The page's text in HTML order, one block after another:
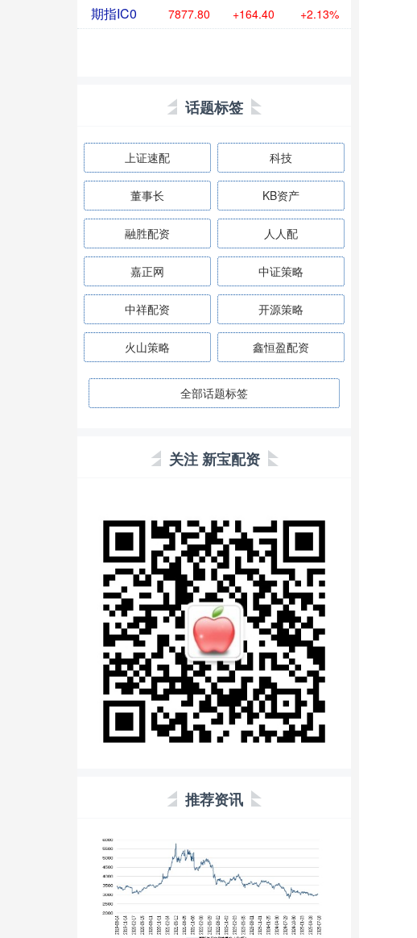
期指IC0 7877.80 +164.40 +2.13%
话题标签
上证速配 科技
董事长 KB资产
融胜配资 人人配
嘉正网 中证策略
中祥配资 开源策略
火山策略 鑫恒盈配资
全部话题标签
关注 新宝配资
推荐资讯